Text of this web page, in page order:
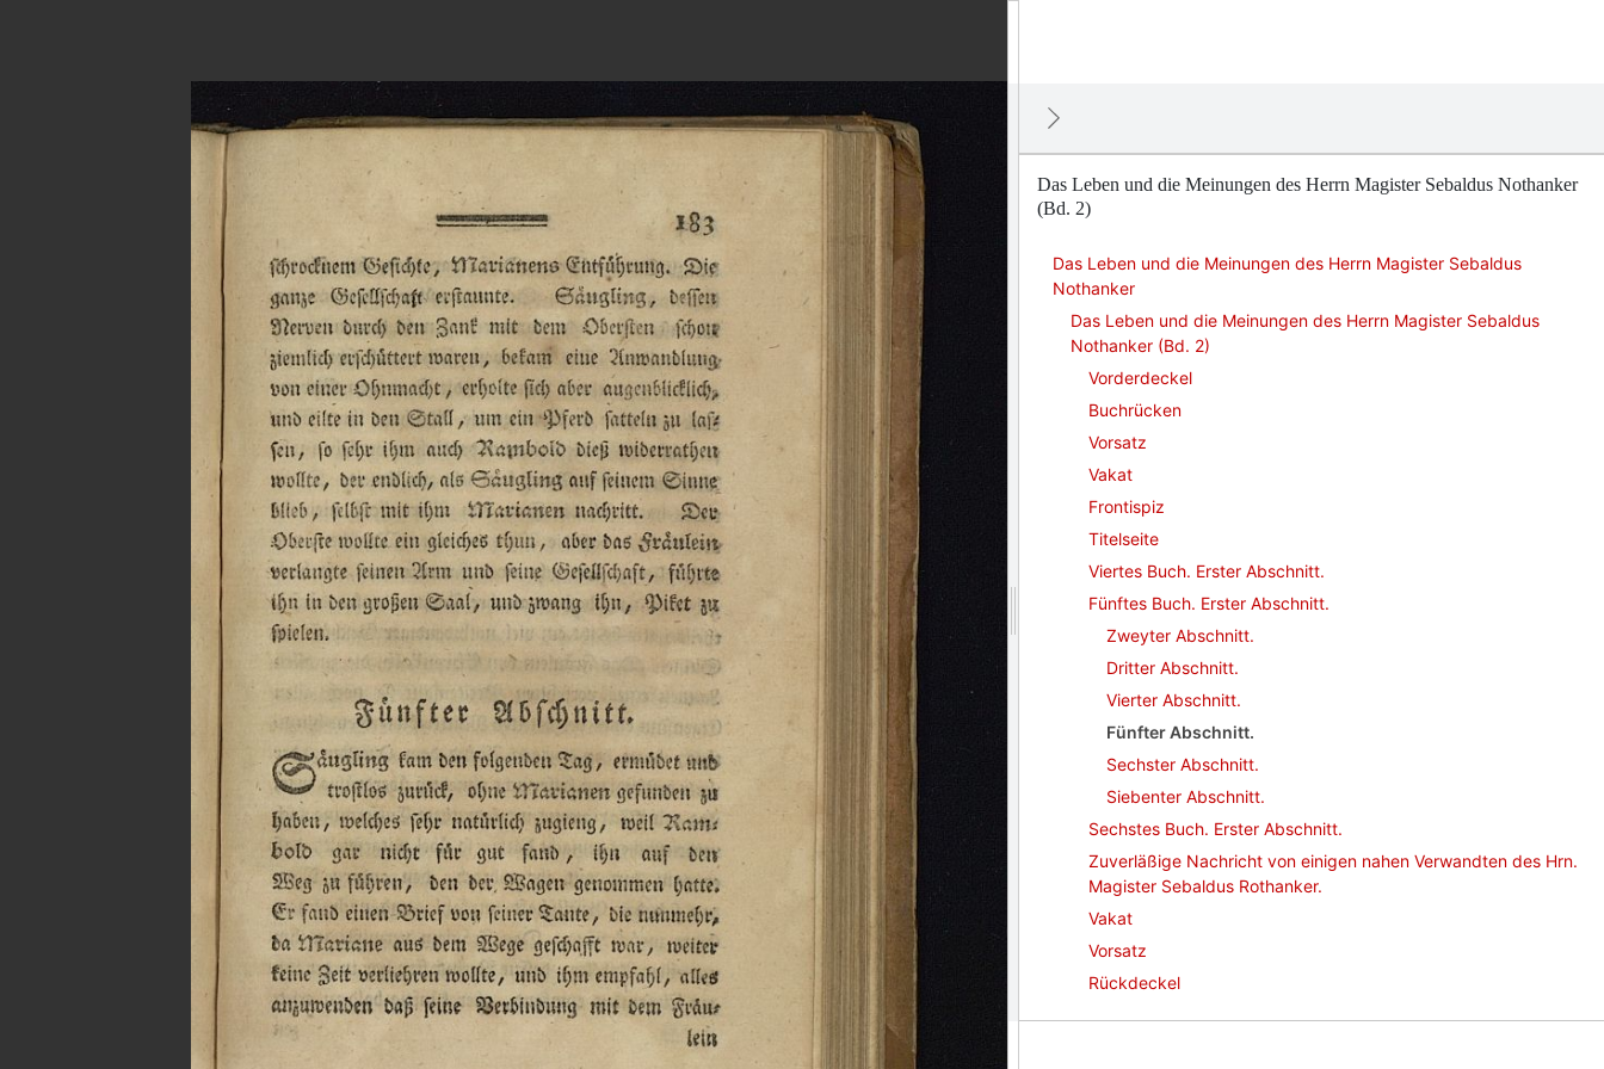
Das Leben und die Meinungen des Herrn Magister Sebaldus Nothanker
(Bd. 2)
Das Leben und die Meinungen des Herrn Magister Sebaldus
Nothanker
Das Leben und die Meinungen des Herrn Magister Sebaldus
Nothanker (Bd. 2)
Vorderdeckel
Buchrücken
Vorsatz
Vakat
Frontispiz
Titelseite
Viertes Buch. Erster Abschnitt.
Fünftes Buch. Erster Abschnitt.
Zweyter Abschnitt.
Dritter Abschnitt.
Vierter Abschnitt.
Fünfter Abschnitt.
Sechster Abschnitt.
Siebenter Abschnitt.
Sechstes Buch. Erster Abschnitt.
Zuverläßige Nachricht von einigen nahen Verwandten des Hrn.
Magister Sebaldus Rothanker.
Vakat
Vorsatz
Rückdeckel